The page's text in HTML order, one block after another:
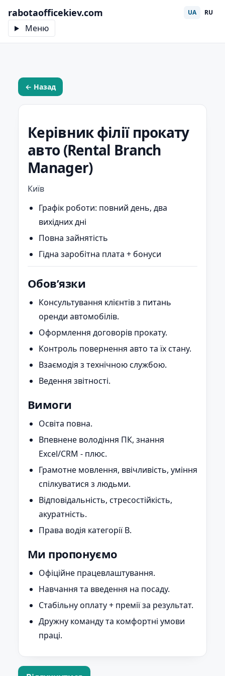
rabotaofficekiev.com
Меню
UA RU
← Назад
Керівник філії прокату
авто (Rental Branch
Manager)
Київ
Графік роботи: повний день, два
вихідних дні
Повна зайнятість
Гідна заробітна плата + бонуси
Обов’язки
Консультування клієнтів з питань
оренди автомобілів.
Оформлення договорів прокату.
Контроль повернення авто та їх стану.
Взаємодія з технічною службою.
Ведення звітності.
Вимоги
Освіта повна.
Впевнене володіння ПК, знання
Excel/CRM - плюс.
Грамотне мовлення, ввічливість, уміння
спілкуватися з людьми.
Відповідальність, стресостійкість,
акуратність.
Права водія категорії B.
Ми пропонуємо
Офіційне працевлаштування.
Навчання та введення на посаду.
Стабільну оплату + премії за результат.
Дружну команду та комфортні умови
праці.